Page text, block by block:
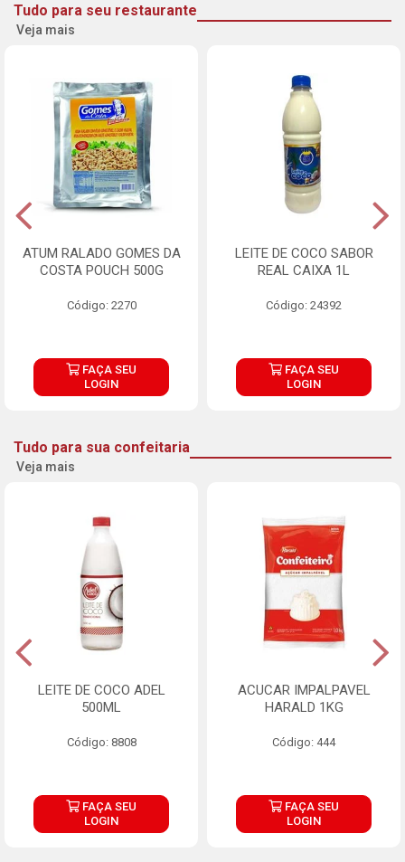
Tudo para seu restaurante
Veja mais
ATUM RALADO GOMES DA
COSTA POUCH 500G
Código: 2270
FAÇA SEU
LOGIN
LEITE DE COCO SABOR
REAL CAIXA 1L
Código: 24392
FAÇA SEU
LOGIN
Tudo para sua confeitaria
Veja mais
LEITE DE COCO ADEL
500ML
Código: 8808
FAÇA SEU
LOGIN
ACUCAR IMPALPAVEL
HARALD 1KG
Código: 444
FAÇA SEU
LOGIN